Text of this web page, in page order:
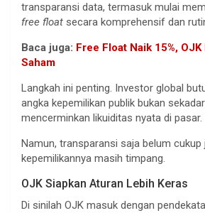
transparansi data, termasuk mulai
free float secara komprehensif dan
Baca juga: Free Float Naik 15%,
Saham
Langkah ini penting. Investor global
angka kepemilikan publik bukan
mencerminkan likuiditas nyata di pasar.
Namun, transparansi saja belum
kepemilikannya masih timpang.
OJK Siapkan Aturan Lebih Keras
Di sinilah OJK masuk dengan